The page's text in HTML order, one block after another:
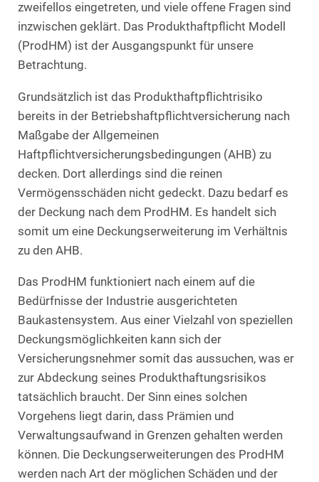
zweifellos eingetreten, und viele offene Fragen sind
inzwischen geklärt. Das Produkthaftpflicht Modell
(ProdHM) ist der Ausgangspunkt für unsere
Betrachtung.
Grundsätzlich ist das Produkthaftpflichtrisiko
bereits in der Betriebshaftpflichtversicherung nach
Maßgabe der Allgemeinen
Haftpflichtversicherungsbedingungen (AHB) zu
decken. Dort allerdings sind die reinen
Vermögensschäden nicht gedeckt. Dazu bedarf es
der Deckung nach dem ProdHM. Es handelt sich
somit um eine Deckungserweiterung im Verhältnis
zu den AHB.
Das ProdHM funktioniert nach einem auf die
Bedürfnisse der Industrie ausgerichteten
Baukastensystem. Aus einer Vielzahl von speziellen
Deckungsmöglichkeiten kann sich der
Versicherungsnehmer somit das aussuchen, was er
zur Abdeckung seines Produkthaftungsrisikos
tatsächlich braucht. Der Sinn eines solchen
Vorgehens liegt darin, dass Prämien und
Verwaltungsaufwand in Grenzen gehalten werden
können. Die Deckungserweiterungen des ProdHM
werden nach Art der möglichen Schäden und der